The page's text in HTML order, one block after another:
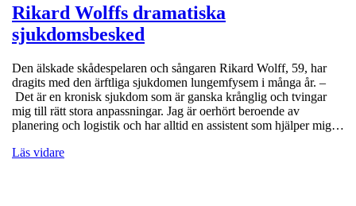
Rikard Wolffs dramatiska
sjukdomsbesked
Den älskade skådespelaren och sångaren Rikard Wolff, 59, har
dragits med den ärftliga sjukdomen lungemfysem i många år. –
Det är en kronisk sjukdom som är ganska krånglig och tvingar
mig till rätt stora anpassningar. Jag är oerhört beroende av
planering och logistik och har alltid en assistent som hjälper mig…
Läs vidare